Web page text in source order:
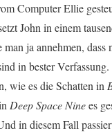
Computer Ellie
John in einem
ja annehmen, dass
in bester
wie es die Schatten in
Deep Space Ninees
in diesem Fall